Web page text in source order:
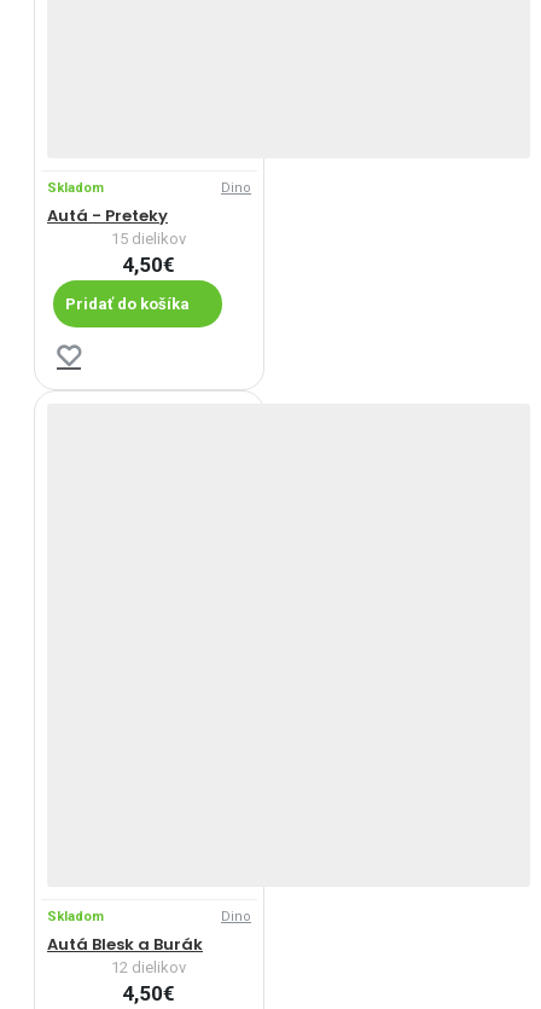
Skladom Dino
Autá - Preteky
15 dielikov
4,50€
Pridať do košíka
Skladom Dino
Autá Blesk a Burák
12 dielikov
4,50€